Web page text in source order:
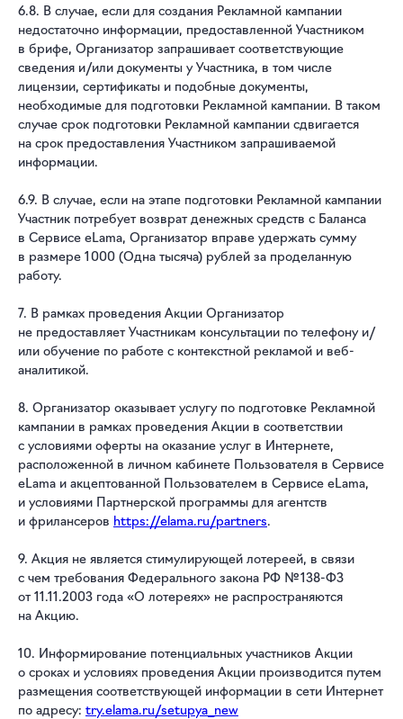
6.8. В случае, если для создания Рекламной кампании
недостаточно информации, предоставленной Участником
в брифе, Организатор запрашивает соответствующие
сведения и/или документы у Участника, в том числе
лицензии, сертификаты и подобные документы,
необходимые для подготовки Рекламной кампании. В таком
случае срок подготовки Рекламной кампании сдвигается
на срок предоставления Участником запрашиваемой
информации.
6.9. В случае, если на этапе подготовки Рекламной кампании
Участник потребует возврат денежных средств с Баланса
в Сервисе eLama, Организатор вправе удержать сумму
в размере 1 000 (Одна тысяча) рублей за проделанную
работу.
7. В рамках проведения Акции Организатор
не предоставляет Участникам консультации по телефону и/
или обучение по работе с контекстной рекламой и веб-
аналитикой.
8. Организатор оказывает услугу по подготовке Рекламной
кампании в рамках проведения Акции в соответствии
с условиями оферты на оказание услуг в Интернете,
расположенной в личном кабинете Пользователя в Сервисе
eLamа и акцептованной Пользователем в Сервисе eLama,
и условиями Партнерской программы для агентств
и фрилансеров https://elama.ru/partners.
9. Акция не является стимулирующей лотереей, в связи
с чем требования Федерального закона РФ № 138-ФЗ
от 11.11.2003 года «О лотереях» не распространяются
на Акцию.
10. Информирование потенциальных участников Акции
о сроках и условиях проведения Акции производится путем
размещения соответствующей информации в сети Интернет
по адресу: try.elama.ru/setupya_new